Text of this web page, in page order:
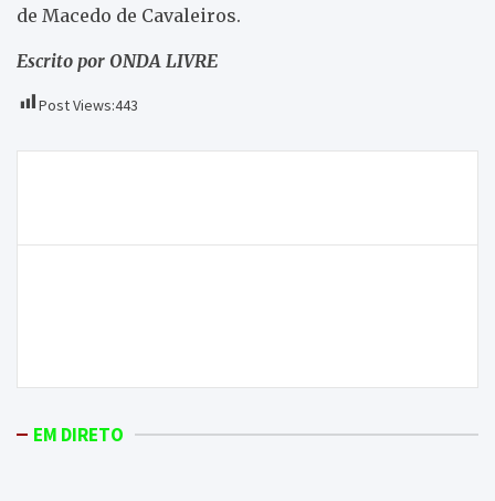
de Macedo de Cavaleiros.
Escrito por ONDA LIVRE
Post Views:443
artigos
EM DIRETO